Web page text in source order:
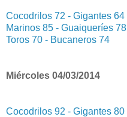
Cocodrilos 72 - Gigantes 64
Marinos 85 - Guaiqueríes 78
Toros 70 - Bucaneros 74
Miércoles 04/03/2014
Cocodrilos 92 - Gigantes 80